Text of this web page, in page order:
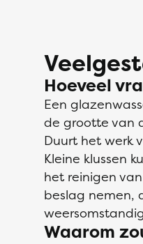
Hoeveel
Een
de grootte van
Duurt het werk
Kleine klussen
het reinigen
beslag nemen,
Waarom